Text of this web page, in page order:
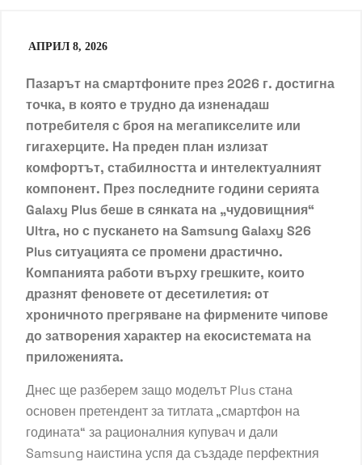
АПРИЛ 8, 2026
Пазарът на смартфоните през 2026 г. достигна
точка, в която е трудно да изненадаш
потребителя с броя на мегапикселите или
гигахерците. На преден план излизат
комфортът, стабилността и интелектуалният
компонент. През последните години серията
Galaxy Plus беше в сянката на „чудовищния“
Ultra, но с пускането на Samsung Galaxy S26
Plus ситуацията се промени драстично.
Компанията работи върху грешките, които
дразнят феновете от десетилетия: от
хроничното прегряване на фирмените чипове
до затворения характер на екосистемата на
приложенията.
Днес ще разберем защо моделът Plus стана
основен претендент за титлата „смартфон на
годината“ за рационалния купувач и дали
Samsung наистина успя да създаде перфектния